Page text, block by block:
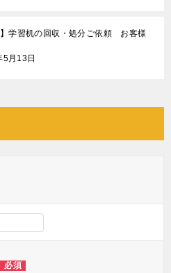
】学習机の回収・処分ご依頼 お客様
月13日
必須